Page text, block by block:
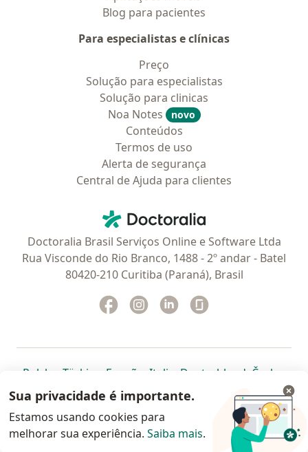
Blog para pacientes
Para especialistas e clínicas
Preço
Solução para especialistas
Solução para clinicas
Noa Notes
novo
Conteúdos
Termos de uso
Alerta de segurança
Central de Ajuda para clientes
Doctoralia - Homepage
Doctoralia Brasil Serviços Online e Software Ltda
Rua Visconde do Rio Branco, 1488 - 2º andar - Batel
80420-210 Curitiba (Paraná), Brasil
Facebook
abre num novo separador
Instagram
abre num novo separador
Linkedin
abre num novo
Polska abre num novo separador
Türkiye abre num novo separador
España abre num novo separador
Italia abre num novo
Deutschlandabre num
Česko
Portugal abre num novo separador
, México abre num novo separador
, abre num novo separador
Brasil abre num novoabre num
abre
Colombia abre num novo
www.doctoralia.com.br © 2026 - Agende agora sua
Sua privacidade é importante.
Estamos usando cookies para
melhorar sua experiência. Saiba mais.